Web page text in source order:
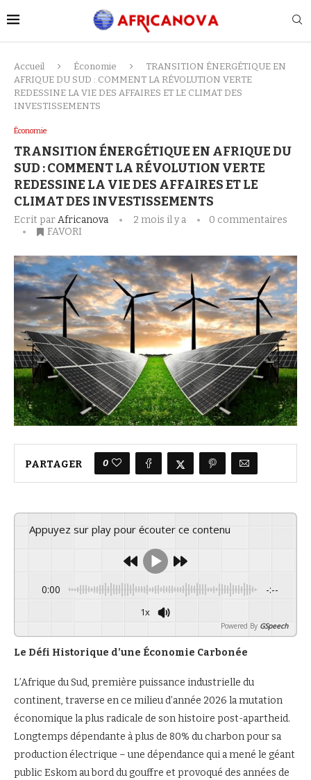
Accueil Économie
TRANSITION ÉNERGÉTIQUE EN
AFRIQUE DU SUD : COMMENT LA RÉVOLUTION VERTE
REDESSINE LA VIE DES AFFAIRES ET LE CLIMAT DES
INVESTISSEMENTS
Économie
TRANSITION ÉNERGÉTIQUE EN AFRIQUE DU
SUD : COMMENT LA RÉVOLUTION VERTE
REDESSINE LA VIE DES AFFAIRES ET LE
CLIMAT DES INVESTISSEMENTS
Ecrit parAfricanova 2 mois il y a
0 commentaires
FAVORI
PARTAGER 0
Appuyez sur play pour écouter ce contenu
0:00 -:--
1x
Powered By GSpeech
Le Défi Historique d’une Économie Carbonée
L’Afrique du Sud, première puissance industrielle du
continent, traverse en ce milieu d’année 2026 la mutation
économique la plus radicale de son histoire post-apartheid.
Longtemps dépendante à plus de 80% du charbon pour sa
production électrique – une dépendance qui a mené le géant
public Eskom au bord du gouffre et provoqué des années de